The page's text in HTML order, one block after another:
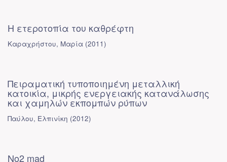
Η ετεροτοπία του καθρέφτη
Καραχρήστου, Μαρία (2011)
Πειραματική τυποποιημένη μεταλλική
κατοικία, μικρής ενεργειακής κατανάλωσης
και χαμηλών εκπομπών ρύπων
Παύλου, Ελπινίκη (2012)
No2 mad